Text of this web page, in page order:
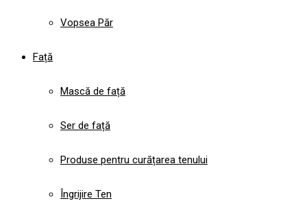
Vopsea Păr
Față
Mască de față
Ser de față
Produse pentru curățarea tenului
Îngrijire Ten